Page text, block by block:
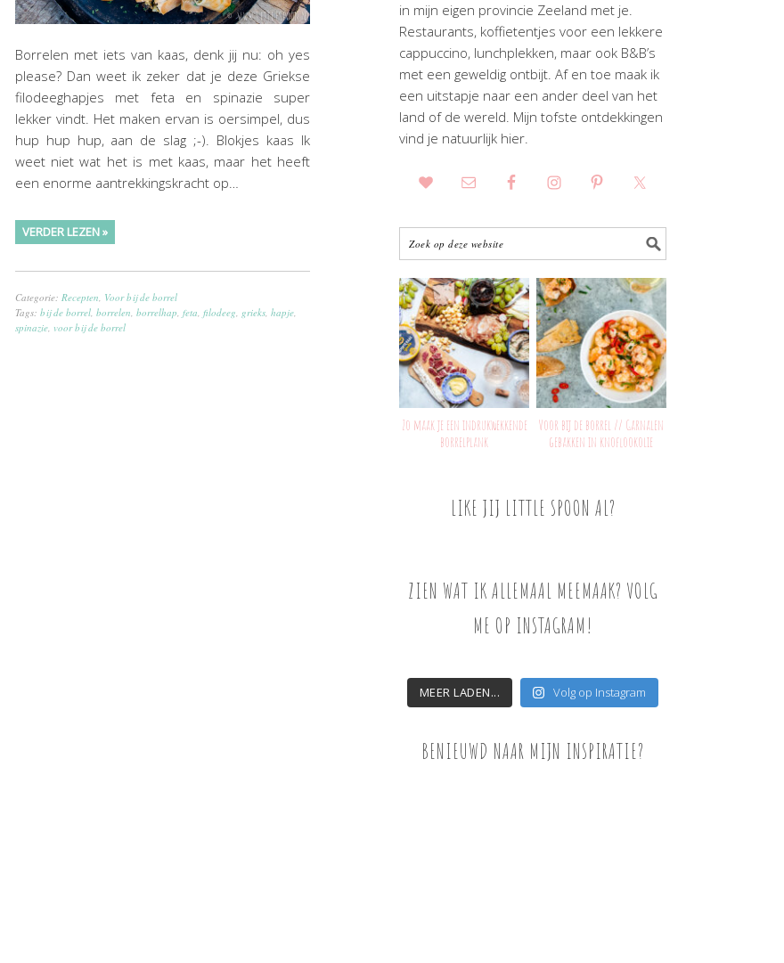
Borrelen met iets van kaas, denk jij nu: oh yes
please? Dan weet ik zeker dat je deze Griekse
filodeeghapjes met feta en spinazie super
lekker vindt. Het maken ervan is oersimpel, dus
hup hup hup, aan de slag ;-). Blokjes kaas Ik
weet niet wat het is met kaas, maar het heeft
een enorme aantrekkingskracht op…
VERDER LEZEN »
Categorie: Recepten Voor bij de borrel
Tags: bij de borrel, borrelen borrelhap feta filodeeg grieks, hapje,
spinazie, voor bij de borrel
in mijn eigen provincie Zeeland met je.
Restaurants, koffietentjes voor een lekkere
cappuccino, lunchplekken, maar ook B&B’s
met een geweldig ontbijt. Af en toe maak ik
een uitstapje naar een ander deel van het
land of de wereld. Mijn tofste ontdekkingen
vind je natuurlijk hier.
Zo maak je een indrukwekkende
borrelplank
Voor bij de borrel // Garnalen
gebakken in knoflookolie
LIKE JIJ LITTLE SPOON AL?
ZIEN WAT IK ALLEMAAL MEEMAAK? VOLG
ME OP INSTAGRAM!
MEER LADEN... Volg op Instagram
BENIEUWD NAAR MIJN INSPIRATIE?